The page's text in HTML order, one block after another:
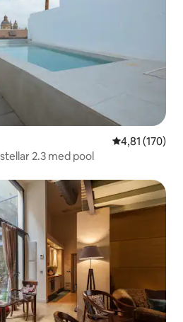
4,81 av 5 i
4,81 (170)
2.3 med pool